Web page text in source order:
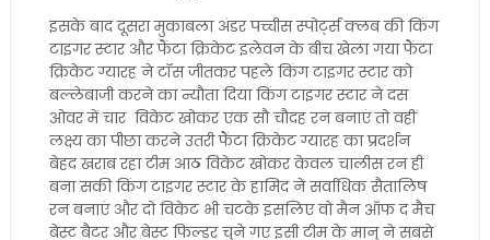
इसके बाद दूसरा मुकाबला अंडर पच्चीस स्पोर्ट्स क्लब की किंग
टाइगर स्टार और फैंटा क्रिकेट इलेवन के बीच खेला गया फैंटा
क्रिकेट ग्यारह ने टॉस जीतकर पहले किंग टाइगर स्टार को
बल्लेबाजी करने का न्यौता दिया किंग टाइगर स्टार ने दस
ओवर में चार विकेट खोकर एक सौ चौदह रन बनाएं तो वहीं
लक्ष्य का पीछा करने उतरी फैंटा क्रिकेट ग्यारह का प्रदर्शन
बेहद खराब रहा टीम आठ विकेट खोकर केवल चालीस रन ही
बना सकी किंग टाइगर स्टार के हामिद ने सर्वाधिक सैतालिष
रन बनाएं और दो विकेट भी चटके इसलिए वो मैन ऑफ द मैच
बेस्ट बैटर और बेस्ट फिल्डर चुने गए इसी टीम के मानु ने सबसे